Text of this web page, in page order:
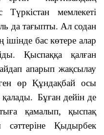
мемлекеті
да тағыпты. Ал содан
ішінде бас көтере алар
Қыспаққа қалған
апарып жақсылау
өр Құндақбай осы
Бұған дейін де
қамалып, қыспақ
сәттеріне Қыдырбек